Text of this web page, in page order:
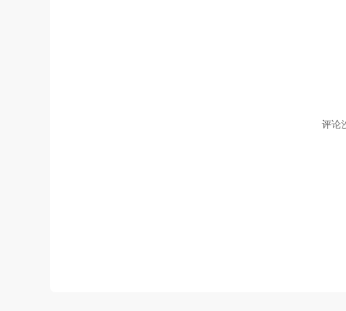
评论